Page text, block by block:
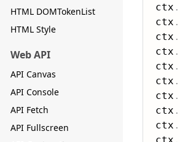
HTML DOMTokenList
HTML Style
Web API
API Canvas
API Console
API Fetch
API Fullscreen
ctx .
ctx .
ctx .
ctx .
ctx .
ctx .
ctx .
ctx .
ctx .